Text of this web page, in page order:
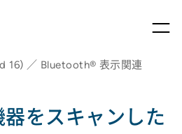
16) ／ Bluetooth® 表示関連
をスキャンした